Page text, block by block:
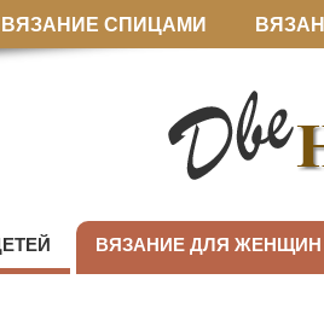
ВЯЗАНИЕ СПИЦАМИ
ВЯЗАНИЕ ДЛЯ ЖЕНЩИН